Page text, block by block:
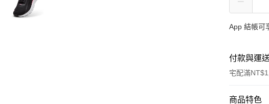
App 結帳可
付款與運
宅配滿
付款方式
商品特色